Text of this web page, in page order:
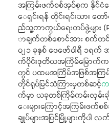
အကြမ်းဖက်စစ်အုပ်စုက နိုင်ငံရ
ေရှင်းရန် တိုင်းရင်းသား တော်
ည်သူ့ကာကွယ်ရေးတပ်ဖွဲ့များ
ာချက်တစ်စောင်အား စက်တ
၀၂၁ ခုနှစ် ဖေဖော်ဝါရီ ၁ရက်
က်ပိုင်းဒုတိယအကြိမ်မြောက်ကမ်
တွင် ပထမအကြိမ်အဖြစ်အကြ
တိုင်ရုပ်မြင်သံကြားမှတစ်ဆင့်က
က်မှာ ယခုတစ်ကြိမ်ကမ်းလှမ်းချိ
ေးများကြောင့်အကြမ်းဖက်စ
ချုပ်များအပြင်မြို့များကိုပ